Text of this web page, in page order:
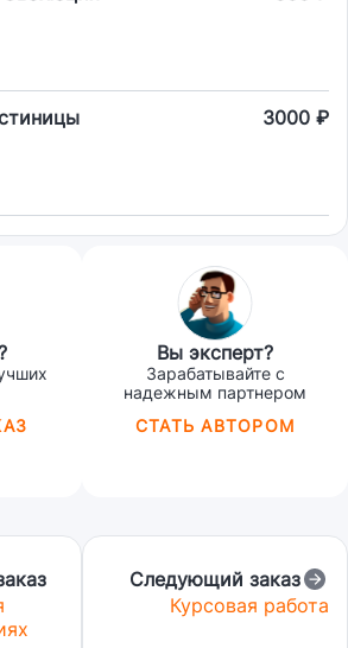
3000 ₽
Вы эксперт?
Зарабатывайте с
надежным партнером
СТАТЬ АВТОРОМ
Следующий заказ
Курсовая работа